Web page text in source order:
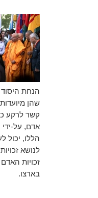
הנחת
שהן
קשר לרקע
אדם, על-
הללו, יכול
לנושא
זכויות
בארצו.